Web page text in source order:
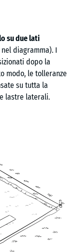
su due lati
diagramma). I
dopo la
modo, le tolleranze
su tutta la
lastre laterali.